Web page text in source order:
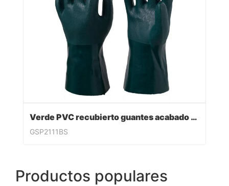
Verde PVC recubierto guantes acabado sandy
GSP2111BS
Productos populares